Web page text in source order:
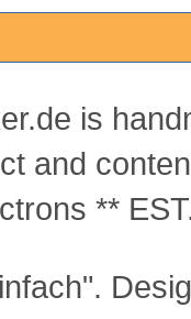
is
and
**